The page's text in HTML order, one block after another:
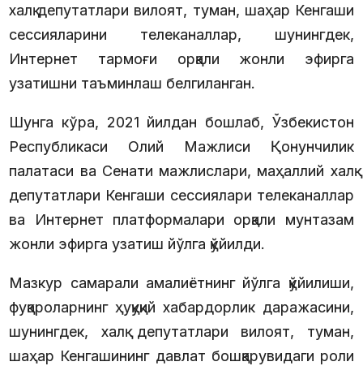
халқ депутатлари вилоят, туман, шаҳар Кенгаши
сессияларини телеканаллар, шунингдек,
Интернет тармоғи орқали жонли эфирга
узатишни таъминлаш белгиланган.
Шунга кўра, 2021 йилдан бошлаб, Ўзбекистон
Республикаси Олий Мажлиси Қонунчилик
палатаси ва Сенати мажлислари, маҳаллий халқ
депутатлари Кенгаши сессиялари телеканаллар
ва Интернет платформалари орқали мунтазам
жонли эфирга узатиш йўлга қўйилди.
Мазкур самарали амалиётнинг йўлга қўйилиши,
фуқароларнинг ҳуқуқий хабардорлик даражасини,
шунингдек, халқ депутатлари вилоят, туман,
шаҳар Кенгашининг давлат бошқарувидаги роли